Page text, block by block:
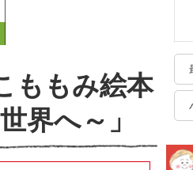
ももみ絵本
界へ～」